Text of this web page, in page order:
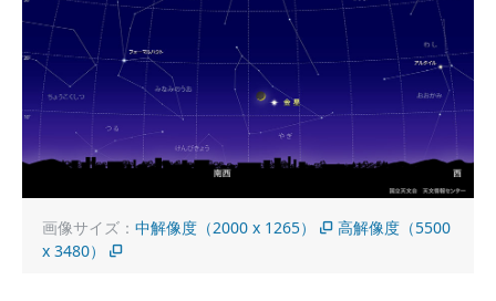
画像サイズ： 中解像度（2000 x 1265）
高解像度（5500
x 3480）